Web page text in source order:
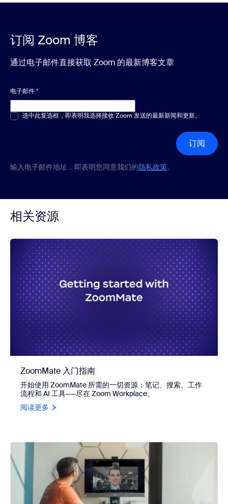
订阅 Zoom 博客
通过电子邮件直接获取 Zoom 的最新博客文章
电子邮件*
多选或单选*
选中此复选框，即表明我选择接收 Zoom 发送的最新新闻和更新。
订阅
输入电子邮件地址，即表明您同意我们的隐私政策。
相关资源
ZoomMate 入门指南
开始使用 ZoomMate 所需的一切资源：笔记、搜索、工作
流程和 AI 工具——尽在 Zoom Workplace。
阅读更多